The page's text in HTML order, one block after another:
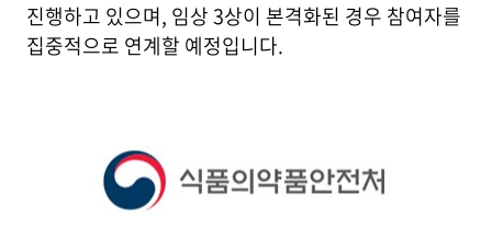
진행하고 있으며, 임상 3상이 본격화된 경우 참여자를
집중적으로 연계할 예정입니다.